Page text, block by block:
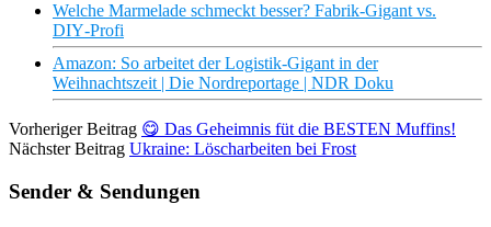
Welche Marmelade schmeckt besser? Fabrik‑Gigant vs.
DIY‑Profi
Amazon: So arbeitet der Logistik-Gigant in der
Weihnachtszeit | Die Nordreportage | NDR Doku
Vorheriger Beitrag 😋 Das Geheimnis füt die BESTEN Muffins!
Nächster Beitrag Ukraine: Löscharbeiten bei Frost
Sender & Sendungen